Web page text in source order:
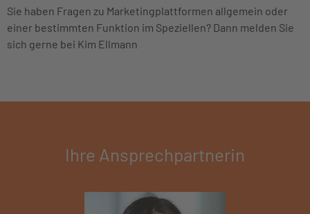
Sie haben Fragen zu Marketingplattformen allgemein oder
einer bestimmten Funktion im Speziellen? Dann melden Sie
sich gerne bei Kim Ellmann
Ihre Ansprechpartnerin